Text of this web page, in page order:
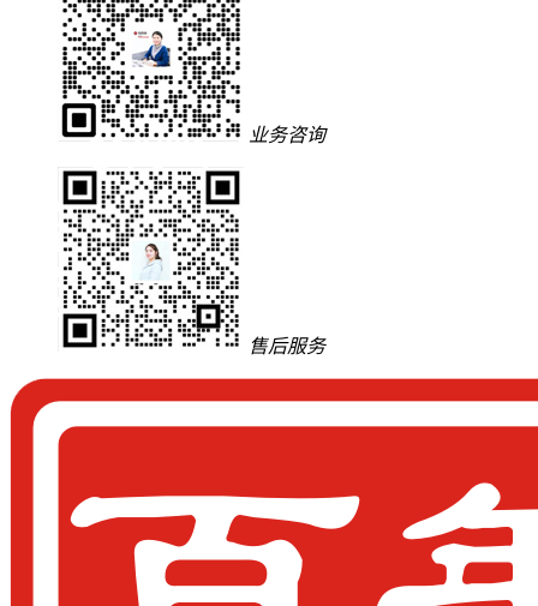
业务咨询
售后服务